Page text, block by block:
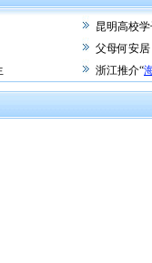
昆明高校
父母何安
浙江推介“